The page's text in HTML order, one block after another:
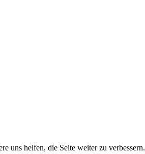
uns helfen, die Seite weiter zu verbessern.